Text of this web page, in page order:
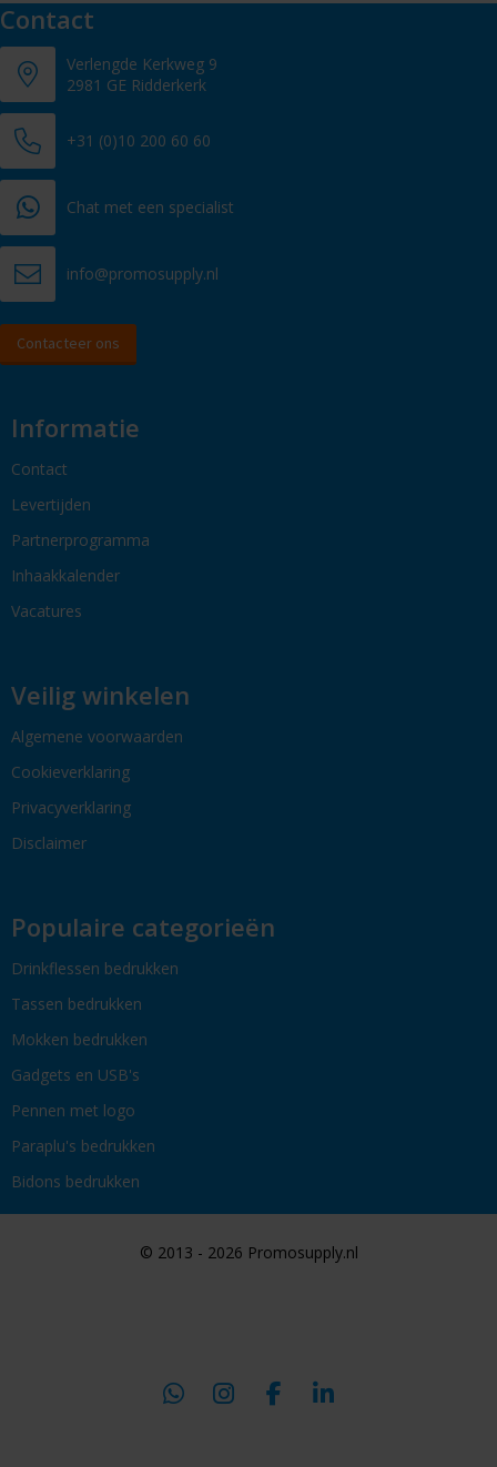
Contact
Verlengde Kerkweg 9
2981 GE Ridderkerk
+31 (0)10 200 60 60
Chat met een specialist
info@promosupply.nl
Contacteer ons
Informatie
Contact
Levertijden
Partnerprogramma
Inhaakkalender
Vacatures
Veilig winkelen
Algemene voorwaarden
Cookieverklaring
Privacyverklaring
Disclaimer
Populaire categorieën
Drinkflessen bedrukken
Tassen bedrukken
Mokken bedrukken
Gadgets en USB's
Pennen met logo
Paraplu's bedrukken
Bidons bedrukken
© 2013 - 2026 Promosupply.nl